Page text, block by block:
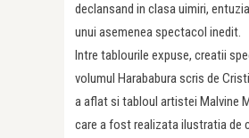
declansand in clasa uimiri,
unui asemenea spectacol inedit.
Intre tablourile expuse, creatii
volumul Harababura scris de
a aflat si tabloul artistei Malvine
care a fost realizata ilustratia de